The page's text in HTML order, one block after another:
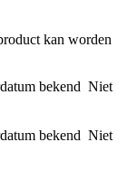
kan worden
bekend Niet
bekend Niet